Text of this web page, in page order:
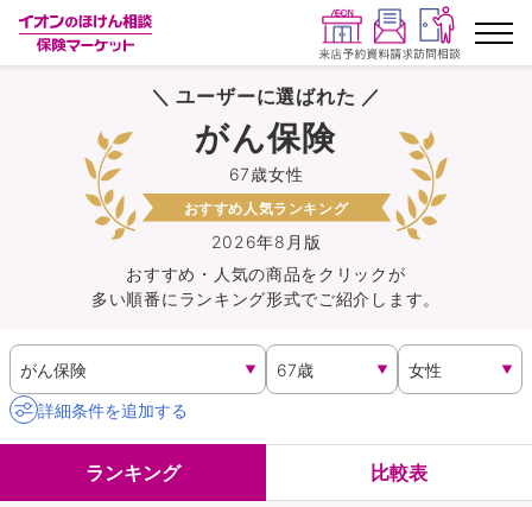
ランキングから探す
保険を比較する
保険会社から探す
イオンカード会員さま専用保険
キャンペーン一覧
イオングループ従業員さま向け
＼ ユーザーに選ばれた ／
2026年8月版
67歳女性
がん保険
おすすめ人気ランキング
おすすめ・人気の商品をクリックが
多い順番にランキング形式でご紹介します。
詳細条件を追加する
ランキング 比較表